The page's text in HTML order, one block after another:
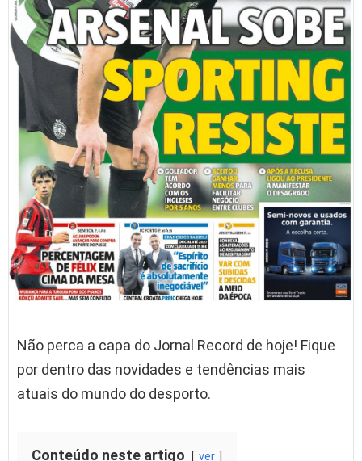
Não perca a capa do Jornal Record de hoje! Fique
por dentro das novidades e tendências mais
atuais do mundo do desporto.
Conteúdo neste artigo ver